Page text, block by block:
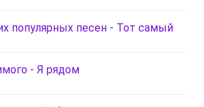
популярных песен - Тот самый
- Я рядом